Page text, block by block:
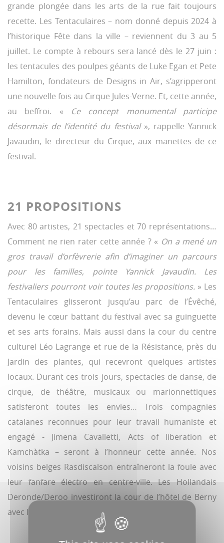
grande plongée dans les arts de la rue fait toujours
recette. Les Tentaculaires – nom donné depuis 2024 à
l’historique Fête dans la ville – reviennent du 3 au 5
juillet. Le compte à rebours sera lancé dès le 27 juin :
les tentacules des poulpes géants de Luke Egan et Pete
Hamilton, fondateurs de Designs in Air, s’agripperont
une nouvelle fois au Cirque Jules-Verne. Et, cette année,
au beffroi. « Ce concept monumental participe
désormais de l’identité du festival», rappelle Yannick
Javaudin, le directeur du Cirque, aux manettes de ce
festival.
21 PROPOSITIONS
Avec 80 artistes, 21 spectacles et 70 représentations…
Comment ne rien rater cette année ? « On a mené un
gros travail d’orfèvrerie afin d’imaginer un parcours
pour les familles, pointe Yannick Javaudin. Les
festivaliers pourront voir toutes les propositions. » Les
Tentaculaires glisseront jusqu’au parc de l’Évêché,
devenu le cœur battant du festival avec sa guinguette
et ses arts forains. Mais aussi dans la cour du centre
culturel Léo Lagrange et rue de la Résistance, près du
Jardin des plantes, qui recevront quelques artistes
locaux. Durant ces trois jours, spectacles de danse, de
cirque, de théâtre, musicaux ou marionnettiques
satisferont toutes les envies… Trois compagnies
catalanes reconnues pour leur travail humaniste et
engagé - Jimena Cavalletti, Acts of liberation et
Kamchàtka – seront à l’honneur cette année. Nos
voisins belges Rasdiscalson entraîneront la foule avec
leur fanfare électro en centre-ville. Les Hollandais
Deronde/Deroo investiront la cour de l’hôtel de Berny
avec leur duo mêlant absurde et acrobatie.